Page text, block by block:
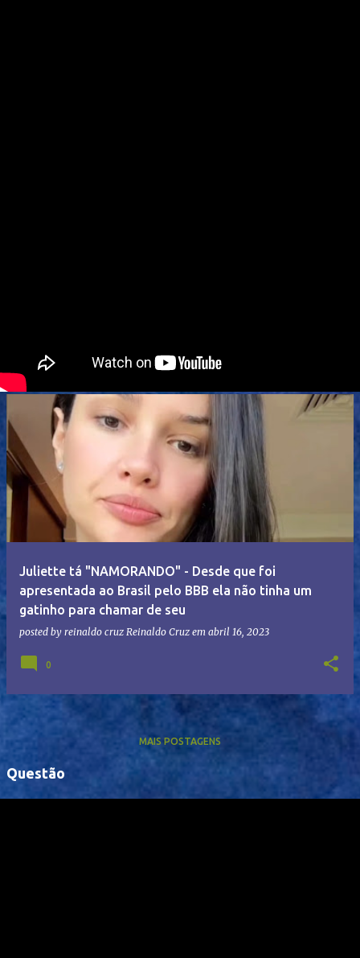
Juliette tá "NAMORANDO" - Desde que foi
apresentada ao Brasil pelo BBB ela não tinha um
gatinho para chamar de seu
posted by reinaldo cruz Reinaldo Cruz em abril 16, 2023
0
MAIS POSTAGENS
Questão